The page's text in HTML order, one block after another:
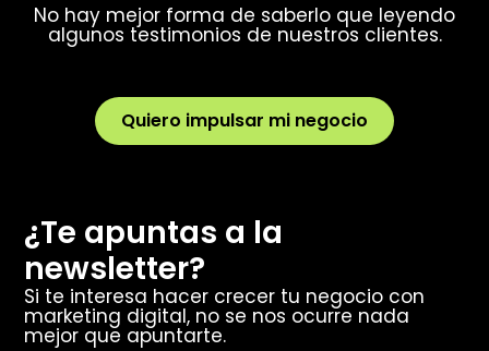
No hay mejor forma de saberlo que leyendo
algunos testimonios de nuestros clientes.
Quiero impulsar mi negocio
¿Te apuntas a la
newsletter?
Si te interesa hacer crecer tu negocio con
marketing digital, no se nos ocurre nada
mejor que apuntarte.